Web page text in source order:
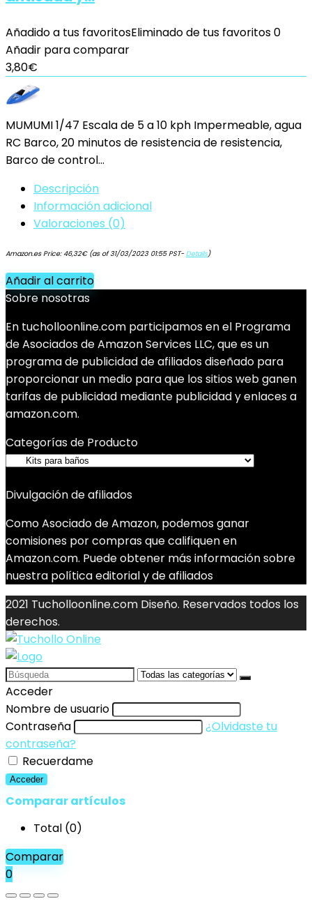
Añadido a tus favoritosEliminado de tus favoritos0
Añadir para comparar
3,80€
MUMUMI 1/47 Escala de 5 a 10 kph Impermeable, agua
RC Barco, 20 minutos de resistencia de resistencia,
Barco de control…
Descripción
Información adicional
Valoraciones (0)
Amazon.es Price: 46,32€(as of 31/03/2023 01:55 PST-Details)
Añadir al carrito
Sobre nosotras
En tucholloonline.com participamos en el Programa
de Asociados de Amazon Services LLC, que es un
programa de publicidad de afiliados diseñado para
proporcionar un medio para que los sitios web ganen
tarifas de publicidad mediante publicidad y enlaces a
amazon.com.
Categorías de Producto
Divulgación de afiliados
Como Asociado de Amazon, podemos ganar
comisiones por compras que califiquen en
Amazon.com. Puede obtener más información sobre
nuestra política editorial y de afiliados
2021 Tucholloonline.com Diseño. Reservados todos los
derechos.
Search
for:
Acceder
Nombre de usuario
Contraseña
¿Olvidaste tu
contraseña?
Recuerdame
Acceder
Comparar artículos
Total (0)
Comparar
0